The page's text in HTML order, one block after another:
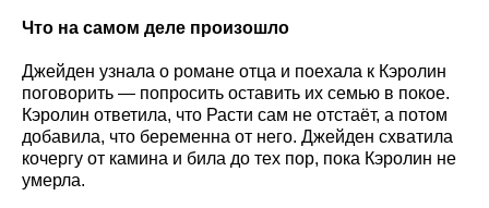
Что на самом деле произошло
Джейден узнала о романе отца и поехала к Кэролин
поговорить — попросить оставить их семью в покое.
Кэролин ответила, что Расти сам не отстаёт, а потом
добавила, что беременна от него. Джейден схватила
кочергу от камина и била до тех пор, пока Кэролин не
умерла.